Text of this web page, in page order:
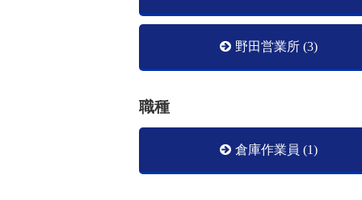
野田営業所 (3)
職種
倉庫作業員 (1)